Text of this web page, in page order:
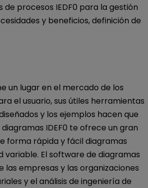
procesos IEDF0 para la gestión
y beneficios, definición de
un lugar en el mercado de los
el usuario, sus útiles herramientas
y los ejemplos hacen que
IDEF0 te ofrece un gran
forma rápida y fácil diagramas
variable. El software de diagramas
las empresas y las organizaciones
y el análisis de ingeniería de